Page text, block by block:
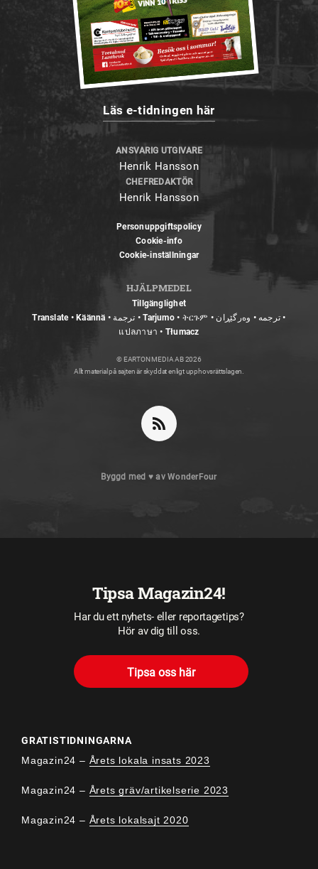
Läs e-tidningen här
ANSVARIG UTGIVARE
Henrik Hansson
CHEFREDAKTÖR
Henrik Hansson
Personuppgiftspolicy
Cookie-info
Cookie-inställningar
HJÄLPMEDEL
Tillgänglighet
Translate • Käännä • ترجمة • Tarjumo • ትርጉም • ترجمه • وەرگێڕان •
แปลภาษา • Tłumacz
© EARTON MEDIA AB 2026
Allt material på sajten är skyddat enligt upphovsrättslagen.
Byggd med ♥ avWonderFour
Tipsa Magazin24!
Har du ett nyhets- eller reportagetips?
Hör av dig till oss.
Tipsa oss här
GRATISTIDNINGARNA
Magazin24 – Årets lokala insats 2023
Magazin24 – Årets gräv/artikelserie 2023
Magazin24 – Årets lokalsajt 2020